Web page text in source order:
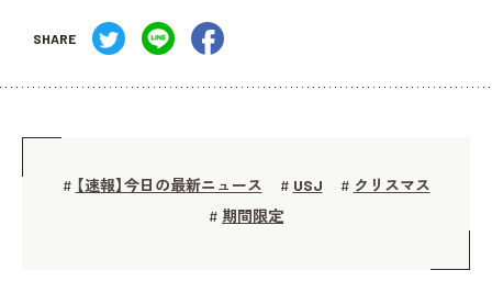
SHARE
# 【速報】今日の最新ニュース # USJ # クリスマス
# 期間限定